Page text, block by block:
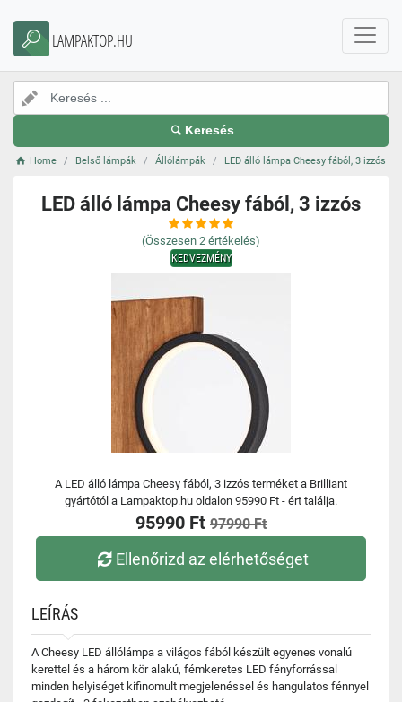
LAMPAKTOP.HU
Keresés
Home Belső lámpák Állólámpák LED álló lámpa Cheesy fából, 3 izzós
LED álló lámpa Cheesy fából, 3 izzós
(Összesen 2 értékelés)
KEDVEZMÉNY
A LED álló lámpa Cheesy fából, 3 izzós terméket a Brilliant
gyártótól a Lampaktop.hu oldalon 95990 Ft - ért találja.
95990 Ft 97990 Ft
Ellenőrizd az elérhetőséget
LEÍRÁS
A Cheesy LED állólámpa a világos fából készült egyenes vonalú
kerettel és a három kör alakú, fémkeretes LED fényforrással
minden helyiséget kifinomult megjelenéssel és hangulatos fénnyel